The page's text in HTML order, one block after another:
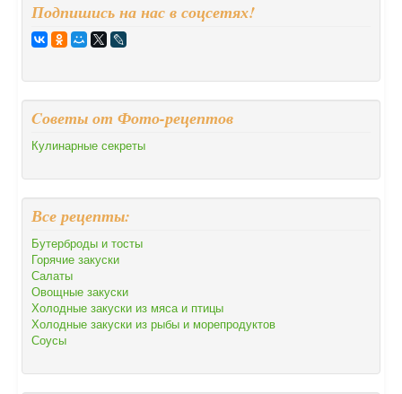
Подпишись на нас в соцсетях!
Cоветы от Фото-рецептов
Кулинарные секреты
Все рецепты:
Бутерброды и тосты
Горячие закуски
Салаты
Овощные закуски
Холодные закуски из мяса и птицы
Холодные закуски из рыбы и морепродуктов
Соусы